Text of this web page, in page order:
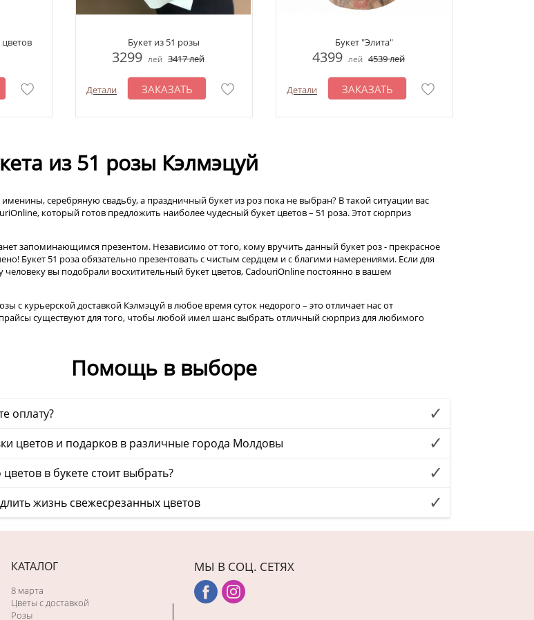
Букет из 51 розы
3299 лей 3417лей
Детали ЗАКАЗАТЬ
Букет "Элита"
4399 лей 4539лей
Детали ЗАКАЗАТЬ
из 51 розы Кэлмэцуй
серебряную свадьбу, а праздничный букет из роз пока не выбран? В такой ситуации вас
который готов предложить наиболее чудесный букет цветов – 51 роза. Этот сюрприз
запоминающимся презентом. Независимо от того, кому вручить данный букет роз - прекрасное
Букет 51 роза обязательно презентовать с чистым сердцем и с благими намерениями. Если для
вы подобрали восхитительный букет цветов, CadouriOnline постоянно в вашем
с курьерской доставкой Кэлмэцуй в любое время суток недорого – это отличает нас от
существуют для того, чтобы любой имел шанс выбрать отличный сюрприз для любимого
Помощь в выборе
оплату?
цветов и подарков в различные города Молдовы
в букете стоит выбрать?
жизнь свежесрезанных цветов
КАТАЛОГ
8 марта
Цветы с доставкой
Розы
МЫ В СОЦ. СЕТЯХ